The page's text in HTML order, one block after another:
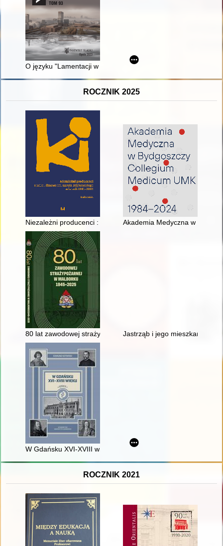
O języku "Lamentacji w doskonałym kancjonale polskim",
ROCZNIK 2025
Niezależni producenci : Studio Filmowe im. Karola
Akademia Medyczna w
80 lat zawodowej straży pożarnej w Malborku : 1945-2025
Jastrząb i jego mieszkańcy w
W Gdańsku XVI-XVIII wieku : szkice
ROCZNIK 2021